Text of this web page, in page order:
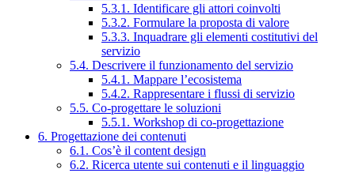
5.3.1. Identificare gli attori coinvolti
5.3.2. Formulare la proposta di valore
5.3.3. Inquadrare gli elementi costitutivi del
servizio
5.4. Descrivere il funzionamento del servizio
5.4.1. Mappare l’ecosistema
5.4.2. Rappresentare i flussi di servizio
5.5. Co-progettare le soluzioni
5.5.1. Workshop di co-progettazione
6. Progettazione dei contenuti
6.1. Cos’è il content design
6.2. Ricerca utente sui contenuti e il linguaggio